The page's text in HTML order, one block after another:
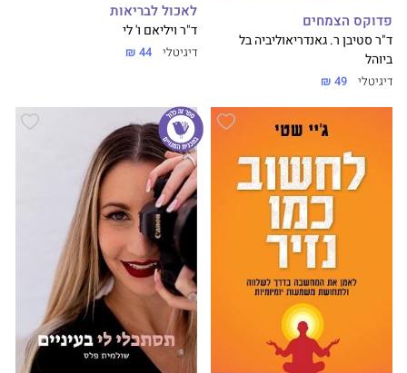
פדוקס הצמחים
ד"ר סטיבן ר. גאנדריאוליביה בל
ביוהל
דיגיטלי 49 ₪
לאכול לבריאות
ד"ר ויליאם ו' לי
דיגיטלי 44 ₪